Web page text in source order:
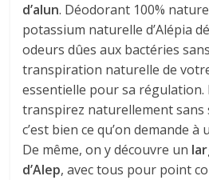
d’alun. Déodorant 100%
potassium naturelle d’Alépia
odeurs dûes aux bactéries
transpiration naturelle de
essentielle pour sa régulation.
transpirez naturellement sans
c’est bien ce qu’on demande
De même, on y découvre un
d’Alep, avec tous pour point